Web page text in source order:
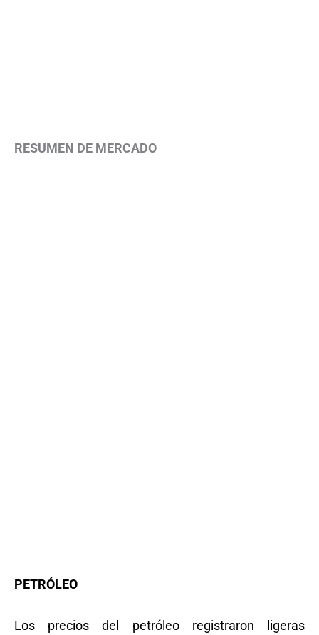
RESUMEN DE MERCADO
PETRÓLEO
Los precios del petróleo registraron ligeras